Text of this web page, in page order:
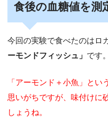
食後の血糖値を測
今回の実験で食べたのはロ
ーモンドフィッシュ」 です。
「アーモンド＋小魚」とい
思いがちですが、味付けに
しょうね。